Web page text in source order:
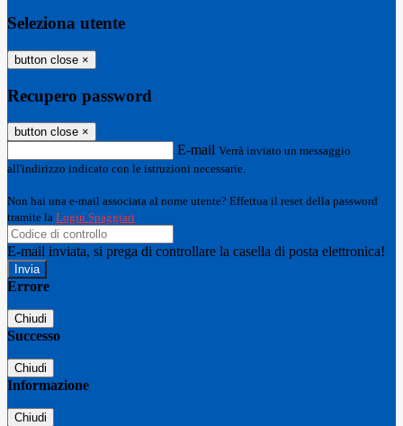
Seleziona utente
button close ×
Recupero password
button close ×
E-mail Verrà inviato un messaggio
all'indirizzo indicato con le istruzioni necessarie.
Non hai una e-mail associata al nome utente? Effettua il reset della password
tramite la Login Spaggiari
E-mail inviata, si prega di controllare la casella di posta elettronica!
Errore
Chiudi
Successo
Chiudi
Informazione
Chiudi